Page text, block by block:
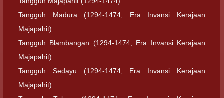
Tangguh Madura (1294-1474, Era Invansi Kerajaan
Majapahit)
Tangguh Blambangan (1294-1474, Era Invansi Kerajaan
Majapahit)
Tangguh Sedayu (1294-1474, Era Invansi Kerajaan
Majapahit)